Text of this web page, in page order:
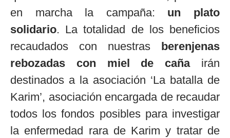
en marcha la campaña: un plato
solidario. La totalidad de los beneficios
recaudados con nuestras berenjenas
rebozadas con miel de cañairán
destinados a la asociación ‘La batalla de
Karim’, asociación encargada de recaudar
todos los fondos posibles para investigar
la enfermedad rara de Karim y tratar de